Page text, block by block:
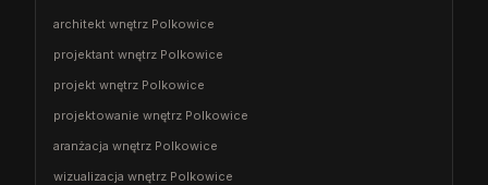
architekt wnętrz Polkowice
projektant wnętrz Polkowice
projekt wnętrz Polkowice
projektowanie wnętrz Polkowice
aranżacja wnętrz Polkowice
wizualizacja wnętrz Polkowice